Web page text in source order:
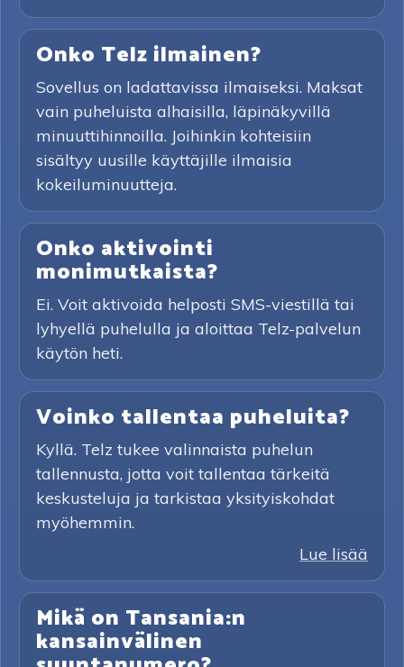
Onko Telz ilmainen?
Sovellus on ladattavissa ilmaiseksi. Maksat
vain puheluista alhaisilla, läpinäkyvillä
minuuttihinnoilla. Joihinkin kohteisiin
sisältyy uusille käyttäjille ilmaisia
kokeiluminuutteja.
Onko aktivointi
monimutkaista?
Ei. Voit aktivoida helposti SMS-viestillä tai
lyhyellä puhelulla ja aloittaa Telz-palvelun
käytön heti.
Voinko tallentaa puheluita?
Kyllä. Telz tukee valinnaista puhelun
tallennusta, jotta voit tallentaa tärkeitä
keskusteluja ja tarkistaa yksityiskohdat
myöhemmin.
Lue lisää
Mikä on Tansania:n
kansainvälinen